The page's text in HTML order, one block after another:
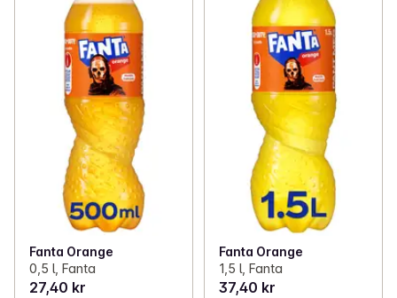
Fanta Orange
0,5 l, Fanta
27,40 kr
Fanta Orange
1,5 l, Fanta
37,40 kr